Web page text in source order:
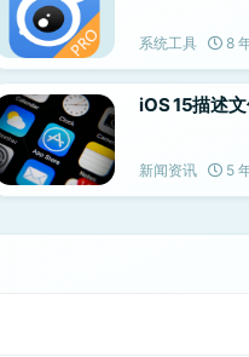
系统工具 8
iOS 15描述
新闻资讯 5